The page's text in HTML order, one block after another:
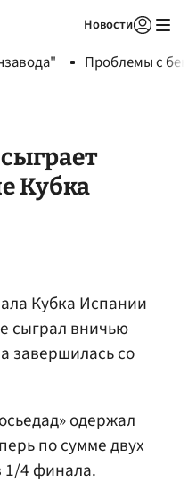
Новости
Проблемы с
Кубка
Кубка Испании
сыграл вничью
завершилась со
одержал
по сумме двух
1/4 финала.